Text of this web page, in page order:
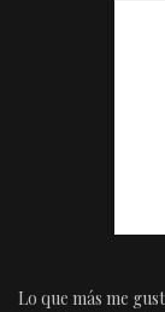
Lo que más me